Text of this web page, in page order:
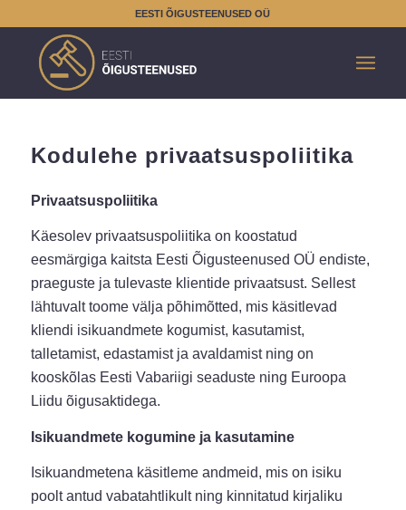
EESTI ÕIGUSTEENUSED OÜ
Kodulehe privaatsuspoliitika
Privaatsuspoliitika
Käesolev privaatsuspoliitika on koostatud
eesmärgiga kaitsta Eesti Õigusteenused OÜ endiste,
praeguste ja tulevaste klientide privaatsust. Sellest
lähtuvalt toome välja põhimõtted, mis käsitlevad
kliendi isikuandmete kogumist, kasutamist,
talletamist, edastamist ja avaldamist ning on
kooskõlas Eesti Vabariigi seaduste ning Euroopa
Liidu õigusaktidega.
Isikuandmete kogumine ja kasutamine
Isikuandmetena käsitleme andmeid, mis on isiku
poolt antud vabatahtlikult ning kinnitatud kirjaliku